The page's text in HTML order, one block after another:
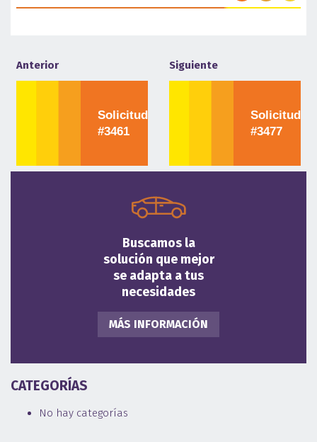
Anterior
Solicitud
#3461
Siguiente
Solicitud
#3477
Buscamos la
solución que mejor
se adapta a tus
necesidades
MÁS INFORMACIÓN
CATEGORÍAS
No hay categorías